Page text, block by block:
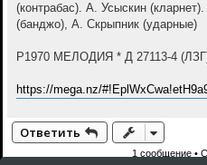
(контрабас). А. Усыскин
(банджо), А. Скрыпник (ударные)
P1970 МЕЛОДИЯ * Д 27113-4
https://mega.nz/
Ответить
1 сообщение •